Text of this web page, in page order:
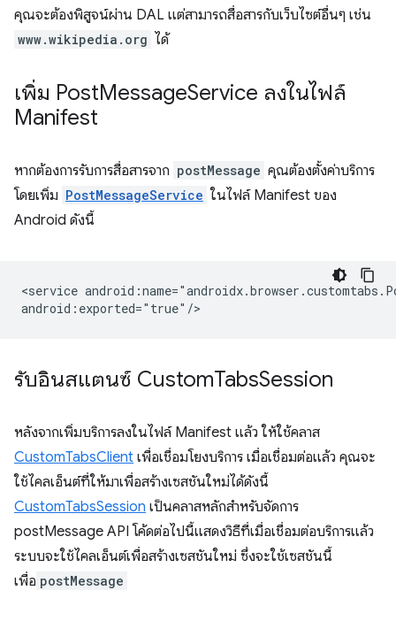
คุณจะต้องพิสูจน์ผ่าน DAL แต่สามารถสื่อสารกับเว็บไซต์อื่นๆ เช่น
www.wikipedia.org ได้
เพิ่ม PostMessageService ลงในไฟล์
Manifest
หากต้องการรับการสื่อสารจาก postMessage คุณต้องตั้งค่าบริการ
โดยเพิ่ม PostMessageService ในไฟล์ Manifest ของ
Android ดังนี้
<service
รับอินสแตนซ์ CustomTabsSession
หลังจากเพิ่มบริการลงในไฟล์ Manifest แล้ว ให้ใช้คลาส
CustomTabsClient เพื่อเชื่อมโยงบริการ เมื่อเชื่อมต่อแล้ว คุณจะ
ใช้ไคลเอ็นต์ที่ให้มาเพื่อสร้างเซสชันใหม่ได้ดังนี้
CustomTabsSession เป็นคลาสหลักสำหรับจัดการ
postMessage API โค้ดต่อไปนี้แสดงวิธีที่เมื่อเชื่อมต่อบริการแล้ว
ระบบจะใช้ไคลเอ็นต์เพื่อสร้างเซสชันใหม่ ซึ่งจะใช้เซสชันนี้
เพื่อ postMessage